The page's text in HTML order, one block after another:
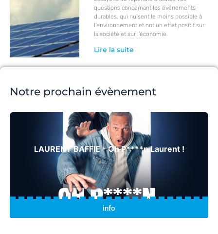
questions concernant les événements
durables, qui nuisent le moins possible à
l’environnement et ont un effet positif sur
la société et sur l’économie.
Lire la suite
Notre prochain évènement
LAURENT BAFFIE - Oh P****n Laurent !
info